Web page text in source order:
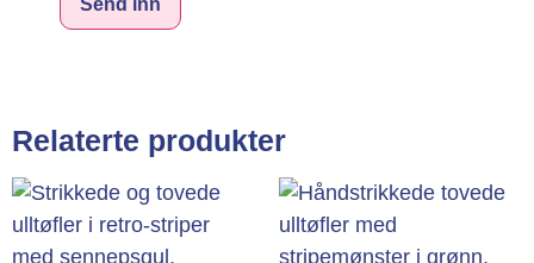
Relaterte produkter